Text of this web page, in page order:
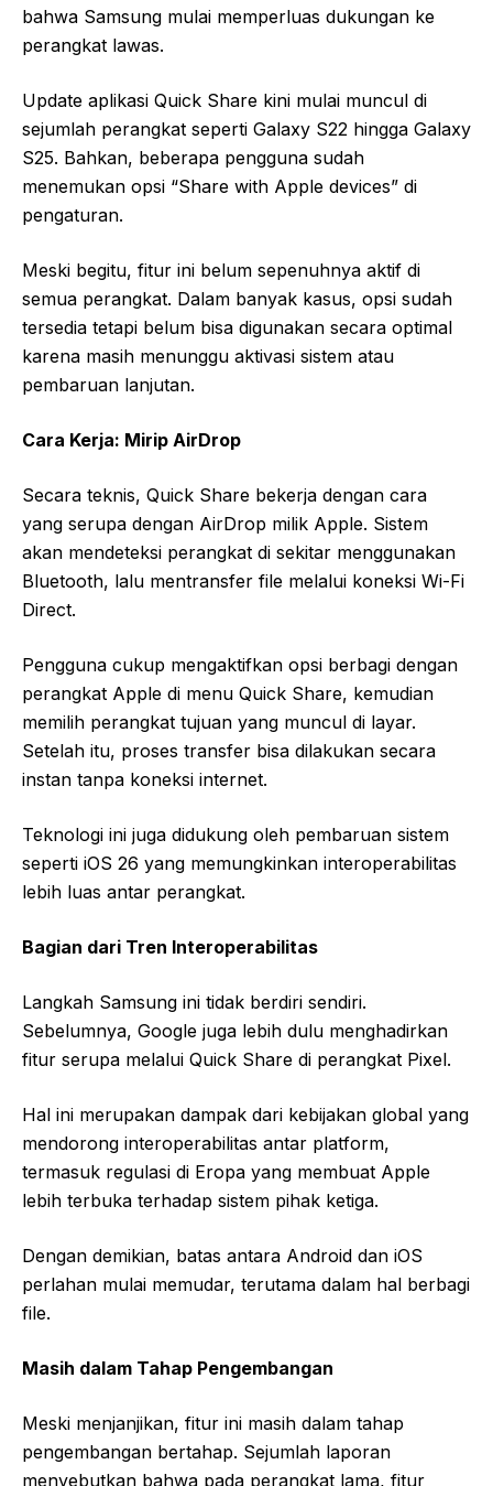
bahwa Samsung mulai memperluas dukungan ke
perangkat lawas.
Update aplikasi Quick Share kini mulai muncul di
sejumlah perangkat seperti Galaxy S22 hingga Galaxy
S25. Bahkan, beberapa pengguna sudah
menemukan opsi “Share with Apple devices” di
pengaturan.
Meski begitu, fitur ini belum sepenuhnya aktif di
semua perangkat. Dalam banyak kasus, opsi sudah
tersedia tetapi belum bisa digunakan secara optimal
karena masih menunggu aktivasi sistem atau
pembaruan lanjutan.
Cara Kerja: Mirip AirDrop
Secara teknis, Quick Share bekerja dengan cara
yang serupa dengan AirDrop milik Apple. Sistem
akan mendeteksi perangkat di sekitar menggunakan
Bluetooth, lalu mentransfer file melalui koneksi Wi-Fi
Direct.
Pengguna cukup mengaktifkan opsi berbagi dengan
perangkat Apple di menu Quick Share, kemudian
memilih perangkat tujuan yang muncul di layar.
Setelah itu, proses transfer bisa dilakukan secara
instan tanpa koneksi internet.
Teknologi ini juga didukung oleh pembaruan sistem
seperti iOS 26 yang memungkinkan interoperabilitas
lebih luas antar perangkat.
Bagian dari Tren Interoperabilitas
Langkah Samsung ini tidak berdiri sendiri.
Sebelumnya, Google juga lebih dulu menghadirkan
fitur serupa melalui Quick Share di perangkat Pixel.
Hal ini merupakan dampak dari kebijakan global yang
mendorong interoperabilitas antar platform,
termasuk regulasi di Eropa yang membuat Apple
lebih terbuka terhadap sistem pihak ketiga.
Dengan demikian, batas antara Android dan iOS
perlahan mulai memudar, terutama dalam hal berbagi
file.
Masih dalam Tahap Pengembangan
Meski menjanjikan, fitur ini masih dalam tahap
pengembangan bertahap. Sejumlah laporan
menyebutkan bahwa pada perangkat lama, fitur